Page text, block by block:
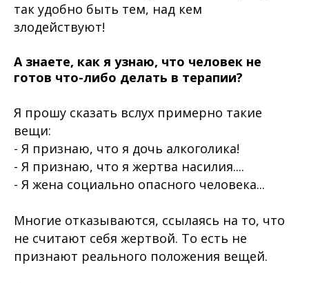
так удобно быть тем, над кем
злодействуют!
А знаете, как я узнаю, что человек не
готов что-либо делать в терапии?
Я прошу сказать вслух примерно такие
вещи:
- Я признаю, что я дочь алкоголика!
- Я признаю, что я жертва насилия....
- Я жена социально опасного человека...
Многие отказываются, ссылаясь на то, что
не считают себя жертвой. То есть не
признают реального положения вещей.